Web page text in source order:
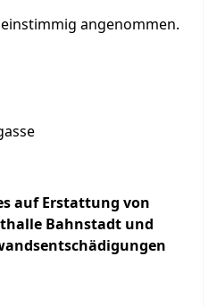
angenommen.
auf Erstattung von
Bahnstadt und